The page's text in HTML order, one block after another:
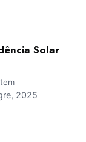
Solar
2025